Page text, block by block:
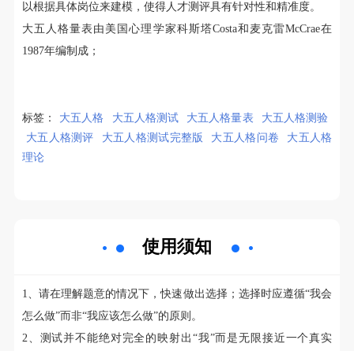
以根据具体岗位来建模，使得人才测评具有针对性和精准度。
大五人格量表由美国心理学家科斯塔Costa和麦克雷McCrae在
1987年编制成；
标签： 大五人格 大五人格测试 大五人格量表
大五人格测验
大五人格测评
大五人格测试完整版 大五人格问卷
大五人格
理论
使用须知
1、请在理解题意的情况下，快速做出选择；选择时应遵循“我会
怎么做”而非“我应该怎么做”的原则。
2、测试并不能绝对完全的映射出“我”而是无限接近一个真实